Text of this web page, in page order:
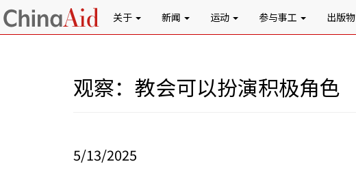
关于 新闻 运动 参与事工 出版物
观察：教会可以扮演积极角色
5/13/2025